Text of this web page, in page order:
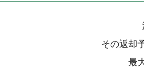
その返却
最